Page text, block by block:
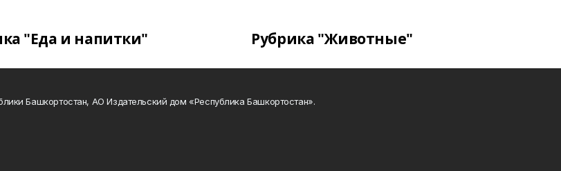
"Еда и напитки" Рубрика "Животные"
Башкортостан, АО Издательский дом «Республика Башкортостан».